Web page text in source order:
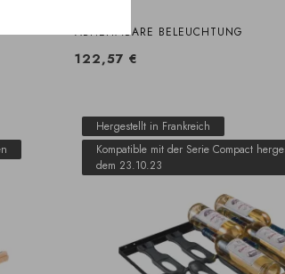
ABNEHMBARE BELEUCHTUNG
122,57 €
Hergestellt in Frankreich
Kompatible mit der Serie Compact
dem 23.10.23